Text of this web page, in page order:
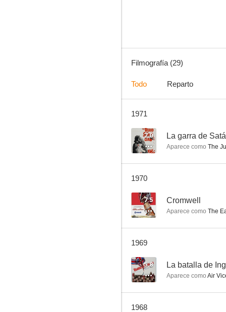
5.8
Filmografía (29)
Todo Reparto
1971
7.0 La garra de
Aparece como The
1970
7.5 Cromwell
Aparece como The
1969
5.8 La batalla de
Aparece como Air Vice
1968